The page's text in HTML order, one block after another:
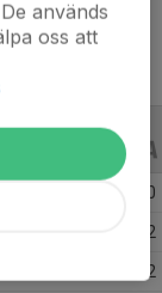
0
2
2
används
oss att